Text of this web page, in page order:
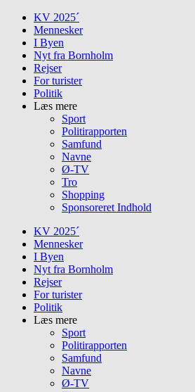
Skip
content
KV 2025´
Mennesker
I Byen
Nyt fra Bornholm
Rejser
For turister
Politik
Læs mere
Sport
Politirapporten
Samfund
Navne
Ø-TV
Tro
Shopping
Sponsoreret Indhold
KV 2025´
Mennesker
I Byen
Nyt fra Bornholm
Rejser
For turister
Politik
Læs mere
Sport
Politirapporten
Samfund
Navne
Ø-TV